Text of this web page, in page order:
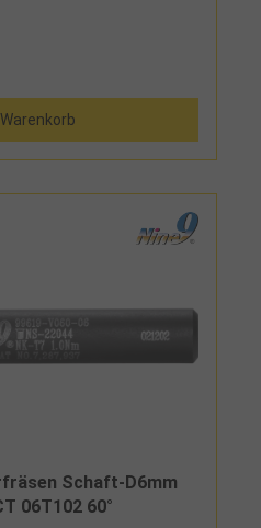
Schaft-D6mm
06T102 60°